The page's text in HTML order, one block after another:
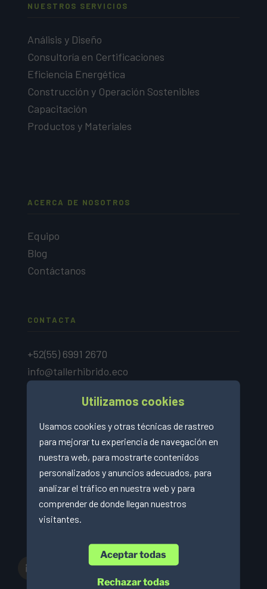
NUESTROS SERVICIOS
Análisis y Diseño
Consultoría en Certificaciones
Eficiencia Energética
Construcción y Operación Sostenibles
Capacitación
Productos y Materiales
ACERCA DE NOSOTROS
Equipo
Blog
Contáctanos
CONTACTA
+52(55) 6991 2670
info@tallerhibrido.eco
linkedin facebookinstagrameco pinterest
Utilizamos cookies
Usamos cookies y otras técnicas de rastreo
para mejorar tu experiencia de navegación en
nuestra web, para mostrarte contenidos
personalizados y anuncios adecuados, para
analizar el tráfico en nuestra web y para
comprender de donde llegan nuestros
visitantes.
Aceptar todas
Rechazar todas